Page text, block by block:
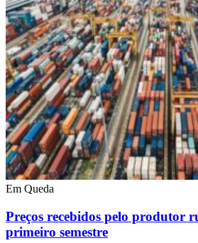
Em Queda
Preços recebidos pelo produtor
primeiro semestre